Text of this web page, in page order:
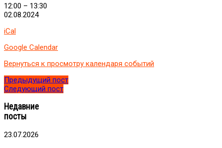
Онлайн-
курс
нового
на
рынок:
от
идеи
до
результата»
12:00 – 13:30
02.08.2024
iCal
Google Calendar
Вернуться к просмотру календаря событий
Предыдущий пост
Следующий пост
Недавние
посты
23.07.2026